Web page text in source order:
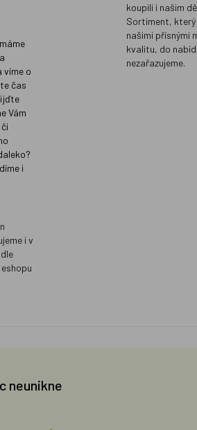
víme o
čas
Vám
i
koupili i našim
Sortiment, který
našimi přísnými
kvalitu, do
nezařazujeme.
i v
neunikne